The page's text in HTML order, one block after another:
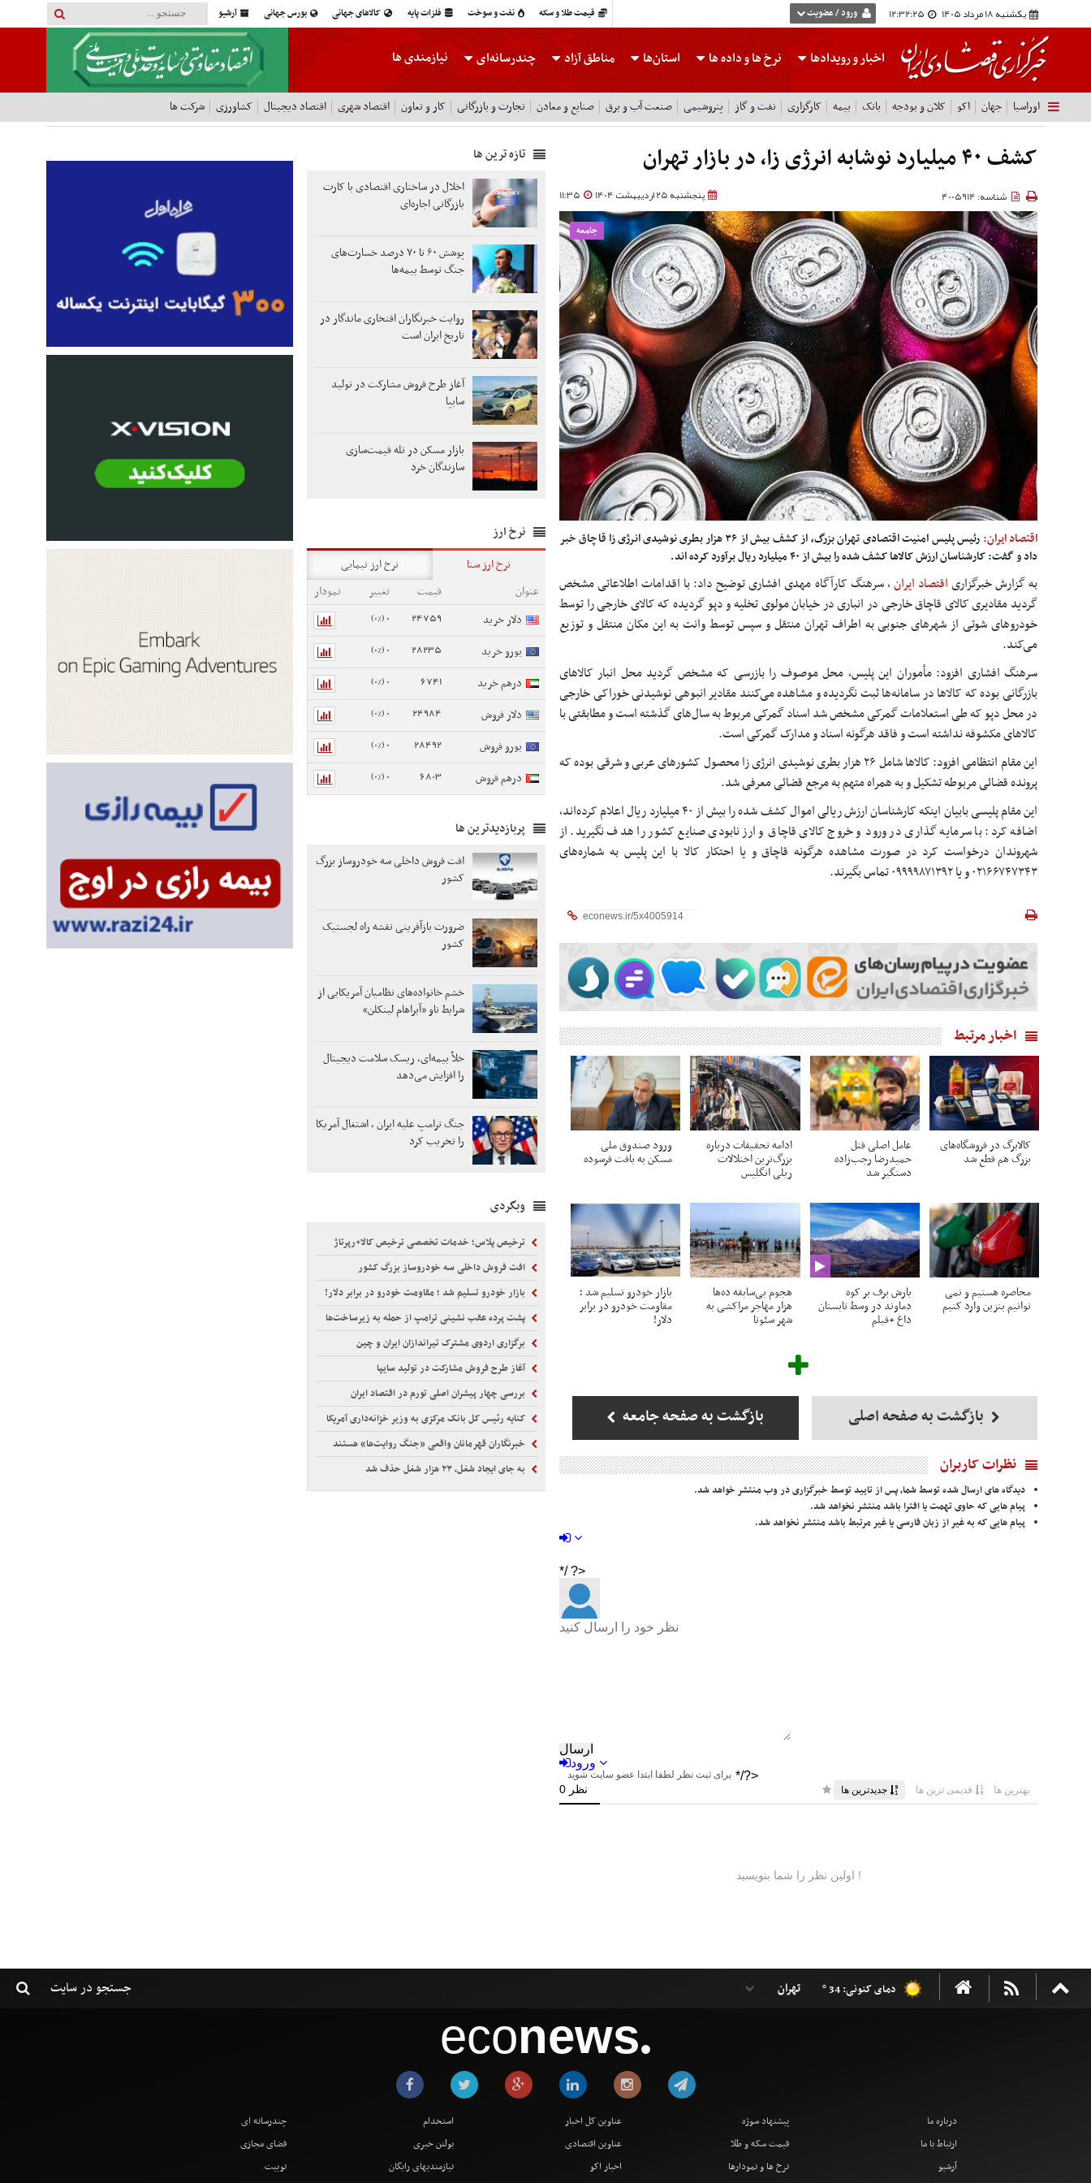
قیمت طلا و سکه نفت و سوخت فلزات پایه کالاهای جهانی بورس جهانی آرشیو یکشنبه 18 مرداد 1405 12:32:26 ورود / عضویت
اخبار و رویدادها نرخ هاو داده ها استان‌ها مناطق آزاد چندرسانه‌ای نیازمندی ها
اوراسیا جهان اکو کلان و بودجه بانک بیمه کارگزاری نفت و گاز پتروشیمی صنعت آب و برق صنایع و معادن تجارت و بازرگانی کار و تعاون اقتصاد شهری اقتصاد دیجیتال کشاورزی شرکت ها
کشف ۴۰ میلیارد نوشابه انرژی زا، در بازار تهران
پنجشنبه 25 اردیبهشت 1404 11:35 شناسه: 4005914
جامعه
اقتصاد ایران:
رئیس پلیس امنیت اقتصادی تهران بزرگ، از کشف بیش از ۳۶ هزار بطری نوشیدی انرژی زا قاچاق خبر
داد و گفت: کارشناسان ارزش کالاها کشف شده را بیش از ۴۰ میلیارد ریال برآورد کرده اند.
به گزارش خبرگزاریاقتصاد ایران،سرهنگ کارآگاه مهدی افشاری توضیح داد: با اقدامات اطلاعاتی مشخص
گردید مقادیری کالای قاچاق خارجی در انباری در خیابان مولوی تخلیه و دپو گردیده که کالای خارجی را توسط
خودروهایشوتیاز شهرهای جنوبی به اطراف تهران منتقل و سپس توسط وانت به این مکان منتقل و توزیع
می‌کند.
سرهنگ افشاری افزود: مأموران این پلیس، محل موصوف را بازرسی که مشخص گردید محل انبار کالاهای
بازرگانی بوده که کالاها در سامانه‌ها ثبت نگردیده و مشاهده می‌کنند مقادیر انبوهی نوشیدنی خوراکی خارجی
در محل دپو که طی استعلامات گمرکی مشخص شد اسناد گمرکی مربوط به سال‌های گذشته است و مطابقتی با
کالاهای مکشوفه نداشته است و فاقد هرگونه اسناد و مدارک گمرکی است.
این مقام انتظامی افزود: کالاها شامل ۲۶ هزار بطری نوشیدی انرژی
زامحصول کشورهای عربی و شرقی بوده که
پرونده قضائی مربوطه تشکیل و به همراه متهم به مرجع قضائی معرفی شد.
این مقام پلیسی بابیان اینکه کارشناسان ارزش ریالی اموال کشف شده را بیش از ۴۰ میلیارد ریال اعلام کرده‌اند،
اضافه کرد: با سرمایه گذاری در ورود و خروج کالای قاچاق و ارز نابودی صنایع کشور را هدف نگیرید. از
شهروندان درخواست کرد در صورت مشاهده هرگونه قاچاق و یا احتکار کالا با این پلیس به شماره‌های
۰۲۱۶۶۷۴۷۳۴۳ و یا ۰۹۹۹۹۸۷۱۳۹۲ تماس بگیرند.
اخبار مرتبط
کالابرگ در فروشگاه‌های
بزرگ هم قطع شد
عامل اصلی قتل
حمیدرضا رجب‌زاده
دستگیر شد
ادامه تحقیقات درباره
بزرگ‌ترین اختلالات
ریلی انگلیس
ورود صندوق ملی
مسکن به بافت فرسوده
محاصره هستیم و نمی
توانیم بنزین وارد کنیم
بارش برف بر کوه
دماوند در وسط تابستان
داغ +فیلم
هجوم بی‌سابقه ده‌ها
هزار مهاجر مراکشی به
شهر سئوتا
بازار خودرو تسلیم شد ؛
مقاومت خودرو در برابر
دلار!
بازگشت به صفحه اصلی بازگشت به صفحه جامعه
نظرات کاربران
دیدگاه های ارسال شده توسط شما، پس از تایید توسط خبرگزاری در وب منتشر خواهد شد.
پیام هایی که حاوی تهمت یا افترا باشد منتشر نخواهد شد.
پیام هایی که به غیر از زبان فارسی یا غیر مرتبط باشد منتشر نخواهد شد.
تازه ترین ها
اخلال در ساختاری اقتصادی با کارت‌
بازرگانی اجاره‌ای
پوشش ۶۰ تا ۷۰ درصد خسارت‌های
جنگ توسط بیمه‌ها
روایت خبرنگاران افتخاری ماندگار در
تاریخ ایران است
آغاز طرح فروش مشارکت در تولید
سایپا
بازار مسکن در تله قیمت‌سازی
سازندگان خرد
نرخ ارز
نرخ ارز سنا
نرخ ارز نیمایی
عنوان
قیمت تغییر
نمودار
دلار خرید
24759
0 (0%)
یورو خرید 28235
0 (0%)
درهم خرید 6741
0 (0%)
دلار فروش 24984
0 (0%)
یورو فروش 28492
0 (0%)
درهم فروش 6803
0 (0%)
پربازدیدترین ها
افت فروش داخلی سه خودروساز بزرگ
کشور
ضرورت بازآفرینی نقشه راه لجستیک
کشور
خشم خانواده‌های نظامیان آمریکایی از
شرایط ناو «آبراهام لینکلن»
خلأ بیمه‌ای، ریسک سلامت دیجیتال
را افزایش می‌دهد
جنگ ترامپ علیه ایران ، اشتغال آمریکا
را تخریب کرد
وبگردی
ترخیص پلاس؛ خدمات تخصصی ترخیص کالا+رپرتاژ
افت فروش داخلی سه خودروساز بزرگ کشور
بازار خودرو تسلیم شد ؛ مقاومت خودرو در برابر دلار!
پشت پرده عقب نشینی ترامپ از حمله به زیرساخت‌ها
برگزاری اردوی مشترک تیراندازان ایران و چین
آغاز طرح فروش مشارکت در تولید سایپا
بررسی چهار پیشران اصلی تورم در اقتصاد ایران
کنایه رئیس کل بانک مرکزی به وزیر خزانه‌داری آمریکا
خبرنگاران قهرمانان واقعی «جنگ روایت‌ها» هستند
به جای ایجاد شغل، ۲۳ هزار شغل حذف شد
دمای کنونی: 34 °
econews●
درباره ما
ارتباط با ما
آرشیو
پیشنهاد سوژه
قیمت سکه و طلا
نرخ ها و نمودارها
عناوین کل اخبار
عناوین اقتصادی
اخبار اکو
استخدام
بولتن خبری
نیازمندیهای رایگان
چندرسانه ای
فضای مجازی
توییت